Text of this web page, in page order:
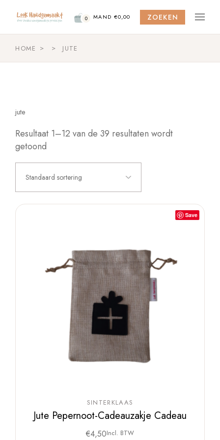
content
0 MAND €0,00 ZOEKEN
HOME JUTE
jute
Resultaat 1–12 van de 39 resultaten wordt
getoond
Standaard sortering
Save
SINTERKLAAS
Jute Pepernoot-Cadeauzakje Cadeau
€4,50Incl. BTW